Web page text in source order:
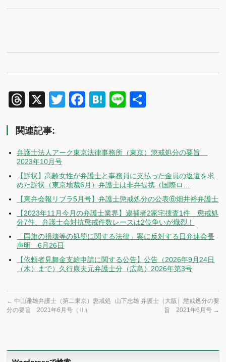
Threads
X TwitterFacebook
Hatena
Line
関連記事:
弁護士法人アーク東京法律事務所（東京）懲戒処分の要旨
2023年10月号
【訴状】高齢女性が弁護士と事務員に支払った金員の返還を求
めた訴状（東京地裁6月）弁護士は非弁提携（国際ロ…
【東弁会報リブラ5月号】弁護士懲戒処分の公表⑥畑井裕弁護士
【2023年11月今月の弁護士業界】逮捕者2家宅捜査1件 懲戒処
分7件、弁護士会対抗懲戒件数レースは2位争いが熾烈！
「国旗の損壊等の処罰に関する法律」案に反対する日弁連会長
声明 6月26日
【依頼者見舞金支給申請に関する公告】公告（2026年9月24日
（木）まで）久行康夫元弁護士分（広島）2026年第3号
← 中山雅雄弁護士（第二東京）懲戒処
分の要旨 2021年6月号（Ⅱ）
山下忠雄 弁護士（大阪）懲戒処分の要
旨 2021年6月号 →